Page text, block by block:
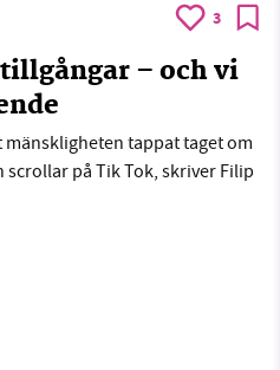
3
– och vi
mänskligheten tappat taget om
på Tik Tok, skriver Filip